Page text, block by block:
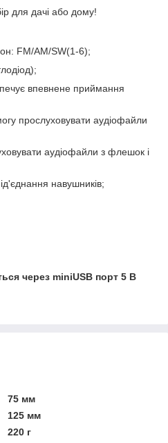
для дачі або дому!
FM/AM/SW(1-6);
впевнене приймання
прослуховувати аудіофайли
аудіофайли з флешок і
навушників;
через miniUSB порт 5 В
75 мм
125 мм
220 г